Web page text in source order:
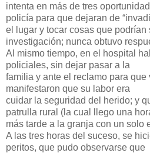
intenta en más de tres
policía para que dejaran de
el lugar y tocar cosas que podrían
investigación; nunca obtuvo
Al mismo tiempo, en el hospital
policiales, sin dejar pasar a la
familia y ante el reclamo para
manifestaron que su labor era
cuidar la seguridad del herido; y
patrulla rural (la cual llego una
más tarde a la granja con un solo
A las tres horas del suceso, se
peritos, que pudo observarse que